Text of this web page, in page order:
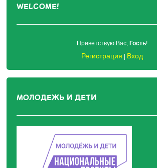
WELCOME!
Приветствую Вас, Гость!
Регистрация Вход
МОЛОДЕЖЬ И ДЕТИ